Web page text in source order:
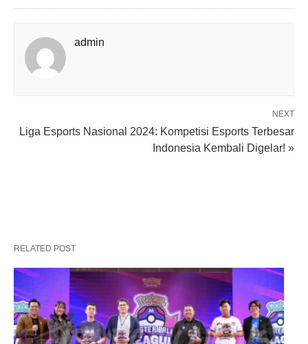
admin
NEXT
Liga Esports Nasional 2024: Kompetisi Esports Terbesar
Indonesia Kembali Digelar! »
RELATED POST